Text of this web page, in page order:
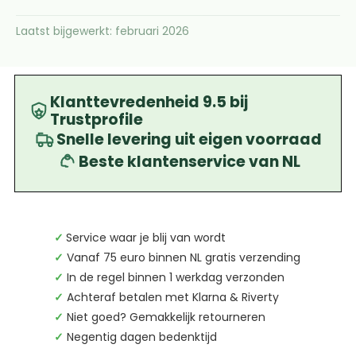
Laatst bijgewerkt: februari 2026
Klanttevredenheid 9.5 bij
Trustprofile
Snelle levering uit eigen voorraad
Beste klantenservice van NL
✓ Service waar je blij van wordt
✓ Vanaf 75 euro binnen NL gratis verzending
✓ In de regel binnen 1 werkdag verzonden
✓ Achteraf betalen met Klarna & Riverty
✓ Niet goed? Gemakkelijk retourneren
✓ Negentig dagen bedenktijd